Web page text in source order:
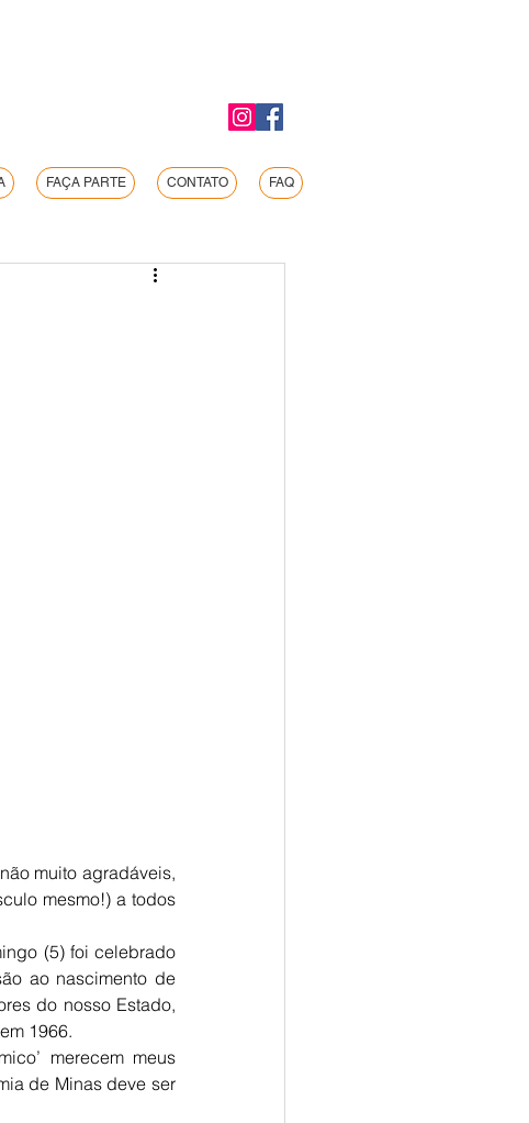
FAÇA PARTE CONTATO FAQ
muito agradáveis,
mesmo!) a todos
(5) foi celebrado
ao nascimento de
do nosso Estado,
1966.
merecem meus
de Minas deve ser